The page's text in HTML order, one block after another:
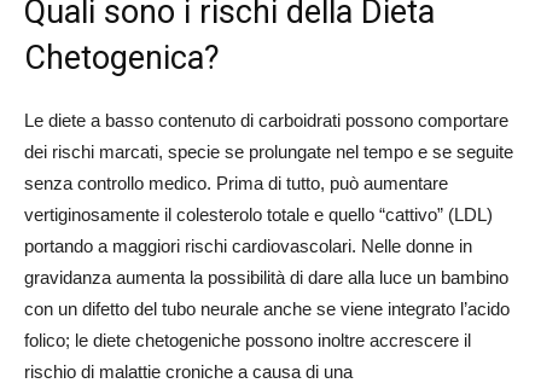
Quali sono i rischi della Dieta
Chetogenica?
Le diete a basso contenuto di carboidrati possono comportare
dei rischi marcati, specie se prolungate nel tempo e se seguite
senza controllo medico. Prima di tutto, può aumentare
vertiginosamente il colesterolo totale e quello “cattivo” (LDL)
portando a maggiori rischi cardiovascolari. Nelle donne in
gravidanza aumenta la possibilità di dare alla luce un bambino
con un difetto del tubo neurale anche se viene integrato l’acido
folico; le diete chetogeniche possono inoltre accrescere il
rischio di malattie croniche a causa di una